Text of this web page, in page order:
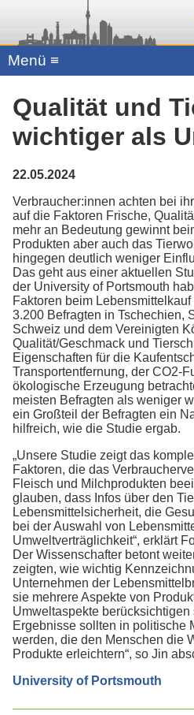
Menü ≡
Qualität und
wichtiger als
22.05.2024
Verbraucher:innen achten bei
auf die Faktoren Frische,
mehr an Bedeutung gewinnt
Produkten aber auch das
hingegen deutlich weniger
Das geht aus einer aktuellen
der University of Portsmouth
Faktoren beim
3.200 Befragten in Tschechien,
Schweiz und dem Vereinigten
Qualität/Geschmack und
Eigenschaften für die
Transportentfernung, der CO2-
ökologische Erzeugung
meisten Befragten als weniger
ein Großteil der Befragten ein
hilfreich, wie die Studie ergab.
„Unsere Studie zeigt das
Faktoren, die das
Fleisch und Milchprodukten
glauben, dass Infos über den
Lebensmittelsicherheit, die
bei der Auswahl von
Umweltverträglichkeit“, erklärt
Der Wissenschafter betont
zeigten, wie wichtig
Unternehmen der
sie mehrere Aspekte von
Umweltaspekte berücksichtigen
Ergebnisse sollten in politische
werden, die den Menschen die
Produkte erleichtern“, so Jin
University of Portsmouth